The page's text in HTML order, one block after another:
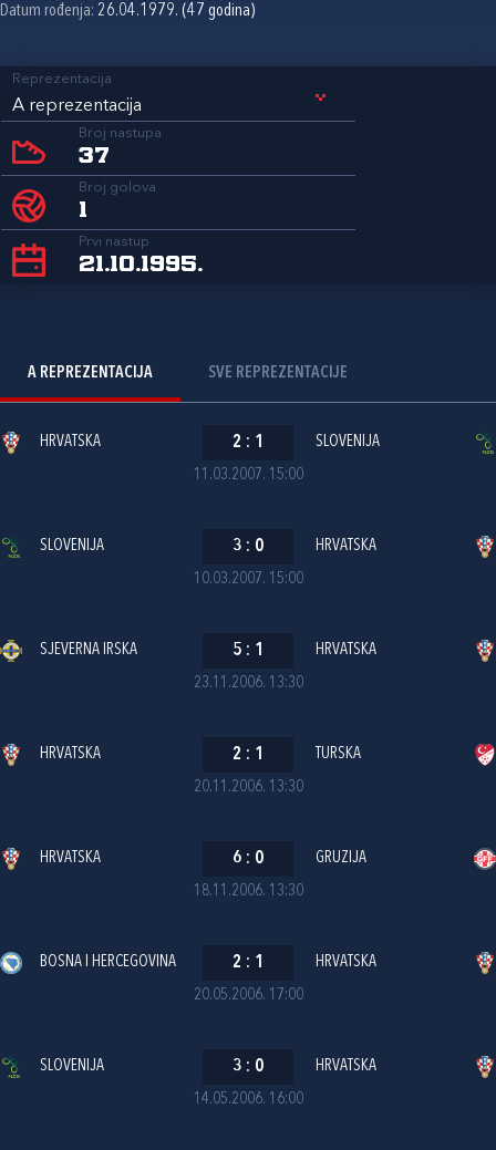
Datum rođenja: 26.04.1979. (47 godina)
Reprezentacija
A reprezentacija
Broj nastupa
37
Broj golova
1
Prvi nastup
21.10.1995.
A REPREZENTACIJA SVE REPREZENTACIJE
11.03.2007. 15:00
HRVATSKA 2 : 1 SLOVENIJA
10.03.2007. 15:00
SLOVENIJA 3 : 0 HRVATSKA
23.11.2006. 13:30
SJEVERNA IRSKA 5 : 1 HRVATSKA
20.11.2006. 13:30
HRVATSKA 2 : 1 TURSKA
18.11.2006. 13:30
HRVATSKA 6 : 0 GRUZIJA
20.05.2006. 17:00
BOSNA I HERCEGOVINA 2 : 1 HRVATSKA
14.05.2006. 16:00
SLOVENIJA 3 : 0 HRVATSKA